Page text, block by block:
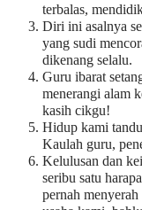
terbalas,
Diri ini asalnya
yang sudi
dikenang selalu.
Guru ibarat
menerangi alam
kasih cikgu!
Hidup kami
Kaulah guru,
Kelulusan dan
seribu satu
pernah